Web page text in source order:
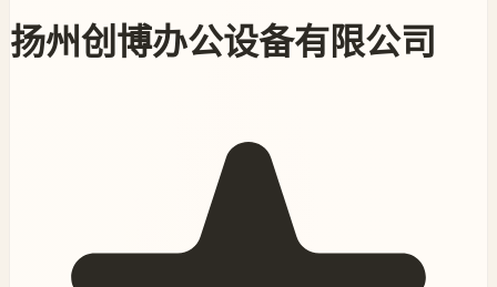
扬州创博办公设备有限公司